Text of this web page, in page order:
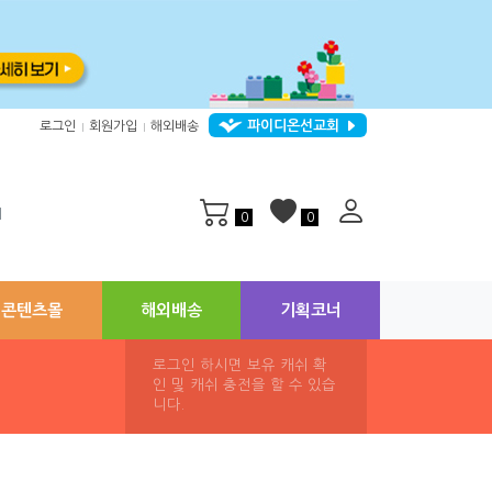
로그인 회원가입 해외배송 파이디온선교회
0 0
콘텐츠몰 해외배송 기획코너
로그인 하시면 보유 캐쉬 확
인 및 캐쉬 충전을 할 수 있습
니다.